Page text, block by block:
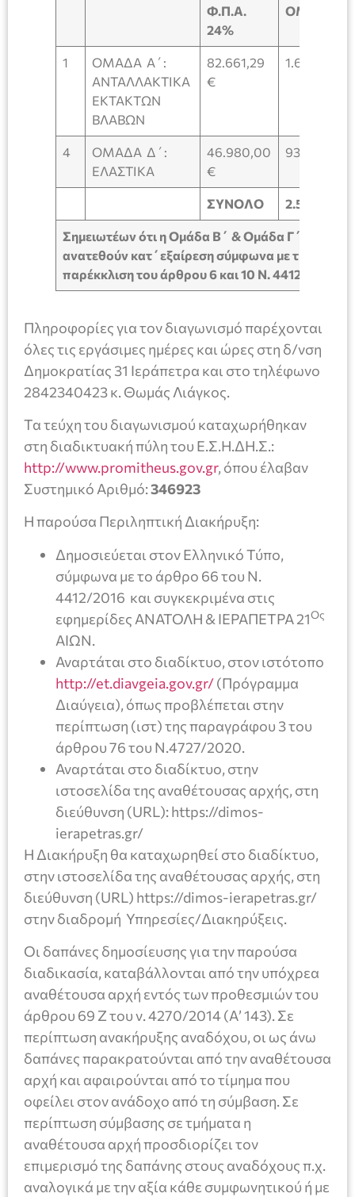
Φ.Π.Α.
24%
ΟΜΑΔΑ
1
ΟΜΑΔΑ Α΄:
ΑΝΤΑΛΛΑΚΤΙΚΑ
ΕΚΤΑΚΤΩΝ
ΒΛΑΒΩΝ
82.661,29
€
1.653,23 €
4
ΟΜΑΔΑ Δ΄:
ΕΛΑΣΤΙΚΑ
46.980,00
€
939,60 €
ΣΥΝΟΛΟ 2.592,83 €
Σημειωτέων ότι η Ομάδα Β΄ & Ομάδα Γ΄ θα
ανατεθούν κατ΄εξαίρεση σύμφωνα με την
παρέκκλιση του άρθρου 6 και 10 Ν. 4412/2016
Πληροφορίες για τον διαγωνισμό παρέχονται
όλες τις εργάσιμες ημέρες και ώρες στη δ/νση
Δημοκρατίας 31 Ιεράπετρα και στο τηλέφωνο
2842340423 κ. Θωμάς Λιάγκος.
Τα τεύχη του διαγωνισμού καταχωρήθηκαν
στη διαδικτυακή πύλη του Ε.Σ.Η.ΔΗ.Σ.:
http://www.promitheus.gov.gr, όπου έλαβαν
Συστημικό Αριθμό:346923
Η παρούσα Περιληπτική Διακήρυξη:
Δημοσιεύεται στον Ελληνικό Τύπο,
σύμφωνα με το άρθρο 66 του Ν.
4412/2016 και συγκεκριμένα στις
εφημερίδες ΑΝΑΤΟΛΗ & ΙΕΡΑΠΕΤΡΑ 21Ος
ΑΙΩΝ.
Αναρτάται στο διαδίκτυο, στον ιστότοπο
http://et.diavgeia.gov.gr/(Πρόγραμμα
Διαύγεια), όπως προβλέπεται στην
περίπτωση (ιστ) της παραγράφου 3 του
άρθρου 76 του Ν.4727/2020.
Αναρτάται στο διαδίκτυο, στην
ιστοσελίδα της αναθέτουσας αρχής, στη
διεύθυνση (URL): https://dimos-
ierapetras.gr/
Η Διακήρυξη θα καταχωρηθεί στο διαδίκτυο,
στην ιστοσελίδα της αναθέτουσας αρχής, στη
διεύθυνση (URL) https://dimos-ierapetras.gr/
στην διαδρομή Υπηρεσίες/Διακηρύξεις.
Οι δαπάνες δημοσίευσης για την παρούσα
διαδικασία, καταβάλλονται από την υπόχρεα
αναθέτουσα αρχή εντός των προθεσμιών του
άρθρου 69 Ζ του ν. 4270/2014 (Α’ 143). Σε
περίπτωση ανακήρυξης αναδόχου, οι ως άνω
δαπάνες παρακρατούνται από την αναθέτουσα
αρχή και αφαιρούνται από το τίμημα που
οφείλει στον ανάδοχο από τη σύμβαση. Σε
περίπτωση σύμβασης σε τμήματα η
αναθέτουσα αρχή προσδιορίζει τον
επιμερισμό της δαπάνης στους αναδόχους π.χ.
αναλογικά με την αξία κάθε συμφωνητικού ή με